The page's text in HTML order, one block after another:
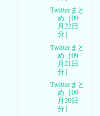
Twitterまと
め［09
月22日
分］
Twitterまと
め［09
月21日
分］
Twitterまと
め［09
月20日
分］